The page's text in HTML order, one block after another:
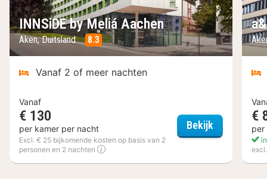
INNSiDE by Meliá Aachen
Aken, Duitsland 8.3
Vanaf 2 of meer nachten
Vanaf
€ 130
per kamer per nacht
Excl. € 25 bijkomende kosten op basis van 2
personen en 2 nachten
Bekijk INNSiDE
€
per